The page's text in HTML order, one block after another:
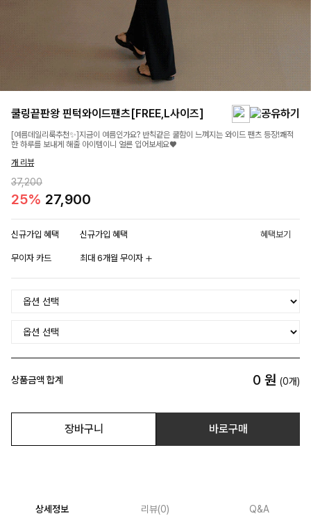
쿨링끝판왕 핀턱와이드팬츠[FREE,L사이즈]
[여름데일리룩추천✨]지금이 여름인가요? 반칙같은 쿨함이 느껴지는 와이드 팬츠 등장!쾌적
한 하루를 보내게 해줄 아이템이니 얼른 입어보세요♥
개 리뷰
37,200
25% 27,900
신규가입 혜택 신규가입 혜택 혜택보기
무이자 카드 최대 6개월 무이자
상품금액 합계 0 원 (0개)
장바구니 바로구매
상세정보 리뷰(0) Q&A